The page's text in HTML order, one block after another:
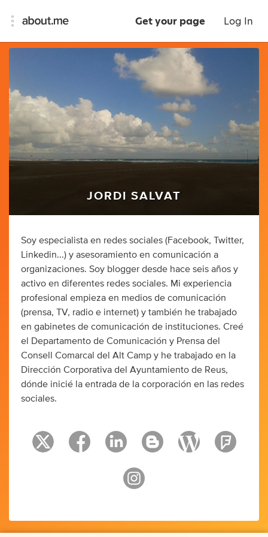
Get your page Log In
JORDI SALVAT
Soy especialista en redes sociales (Facebook, Twitter,
Linkedin...) y asesoramiento en comunicación a
organizaciones. Soy blogger desde hace seis años y
activo en diferentes redes sociales. Mi experiencia
profesional empieza en medios de comunicación
(prensa, TV, radio e internet) y también he trabajado
en gabinetes de comunicación de instituciones. Creé
el Departamento de Comunicación y Prensa del
Consell Comarcal del Alt Camp y he trabajado en la
Dirección Corporativa del Ayuntamiento de Reus,
dónde inicié la entrada de la corporación en las redes
sociales.